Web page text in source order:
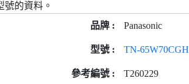
號的資料。
Panasonic
TN-65W70CGH
T260229